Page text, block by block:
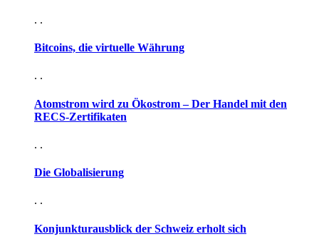
. .
Bitcoins, die virtuelle Währung
. .
Atomstrom wird zu Ökostrom – Der Handel mit den
RECS-Zertifikaten
. .
Die Globalisierung
. .
Konjunkturausblick der Schweiz erholt sich